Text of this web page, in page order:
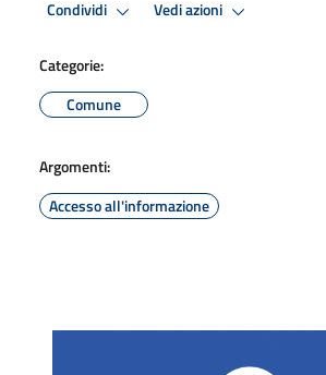
Condividi Vedi azioni
Categorie:
Comune
Argomenti:
Accesso all'informazione